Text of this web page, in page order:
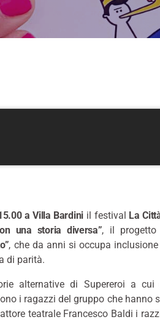
a Villa Bardiniil festival La
una storia diversa”, il progetto
, che da anni si occupa
di parità.
alternative di Supereroi a
i ragazzi del gruppo che hanno
teatrale Francesco Baldi i